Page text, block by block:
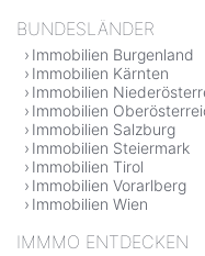
BUNDESLÄNDER
Immobilien Burgenland
Immobilien Kärnten
Immobilien
Immobilien
Immobilien Salzburg
Immobilien Steiermark
Immobilien Tirol
Immobilien Vorarlberg
Immobilien Wien
IMMMO ENTDECKEN